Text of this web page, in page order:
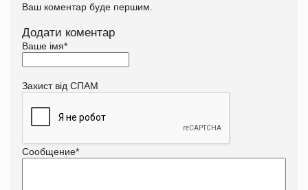
Ваш коментар буде першим.
Додати коментар
Ваше імя*
Захист від СПАМ
Сообщение*